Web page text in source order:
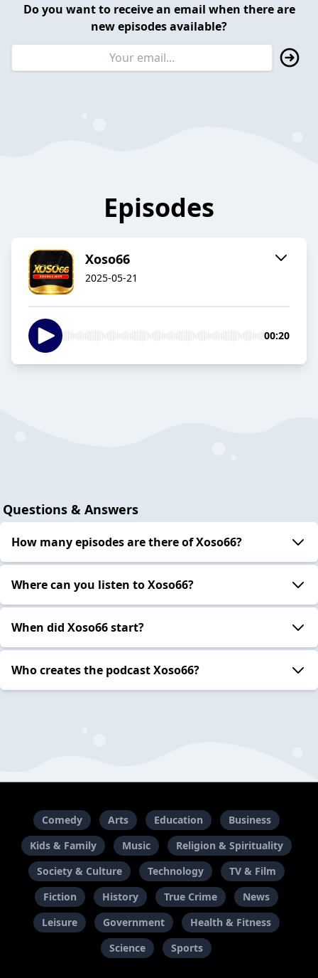
Do you want to receive an email when there are
new episodes available?
Episodes
Xoso66
2025-05-21
00:20
Questions & Answers
How many episodes are there of Xoso66?
Where can you listen to Xoso66?
When did Xoso66 start?
Who creates the podcast Xoso66?
Comedy Arts Education
Business
Kids & Family
Music
Religion & Spirituality
Society & Culture
Technology
TV & Film
Fiction
History True Crime
News
Leisure
Government
Health & Fitness
Science
Sports